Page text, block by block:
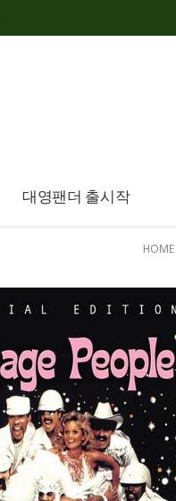
대영팬더 출시작
HOME